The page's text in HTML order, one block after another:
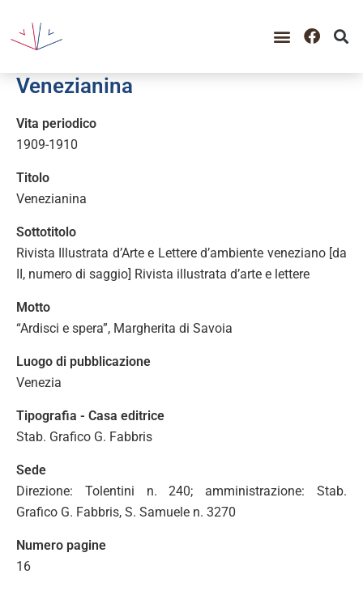
Venezianina
Vita periodico
1909-1910
Titolo
Venezianina
Sottotitolo
Rivista Illustrata d’Arte e Lettere d’ambiente veneziano [da
II, numero di saggio] Rivista illustrata d’arte e lettere
Motto
“Ardisci e spera”, Margherita di Savoia
Luogo di pubblicazione
Venezia
Tipografia - Casa editrice
Stab. Grafico G. Fabbris
Sede
Direzione: Tolentini n. 240; amministrazione: Stab.
Grafico G. Fabbris, S. Samuele n. 3270
Numero pagine
16